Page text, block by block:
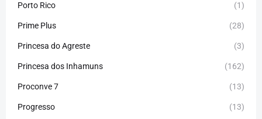
Porto Rico (1)
Prime Plus (28)
Princesa do Agreste (3)
Princesa dos Inhamuns (162)
Proconve 7 (13)
Progresso (13)